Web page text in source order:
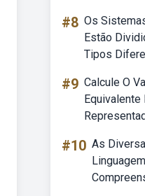
#8 Os
Estão
Tipos
#9 Calcule O
Equivalente
#10 As